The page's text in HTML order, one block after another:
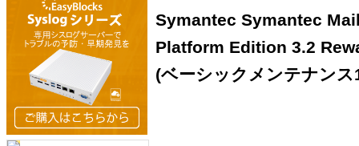
Symantec Symantec
Platform Edition 3.2
(ベーシックメンテナンス